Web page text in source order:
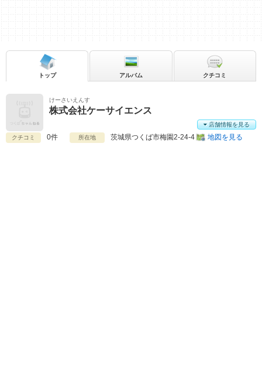
けーさいえんす
株式会社ケーサイエンス
クチコミ 0件 所在地 茨城県つくば市梅園2-24-4 地図を見る
店舗情報を見る
トップ アルバム クチコミ